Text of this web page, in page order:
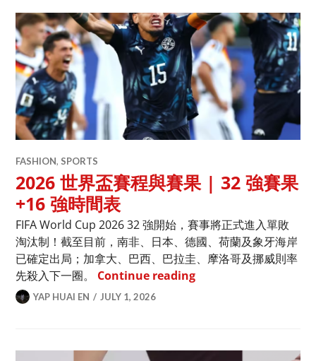
FASHION, SPORTS
2026 世界盃賽程與賽果 | 32 強賽果
+16 強時間表
FIFA World Cup 2026 32 強開始，賽事將正式進入單敗
淘汰制！截至目前，南非、日本、德國、荷蘭及象牙海岸
已確定出局；加拿大、巴西、巴拉圭、摩洛哥及挪威則率
先殺入下一圈。 Continue reading2026 世界盃賽程與賽
YAP HUAI EN JULY 1, 2026